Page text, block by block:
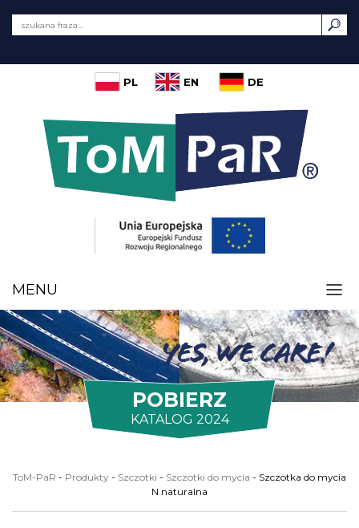
PL EN DE
MENU
POBIERZ
KATALOG 2024
ToM-PaR - Produkty - Szczotki - Szczotki do mycia - Szczotka do mycia
N naturalna